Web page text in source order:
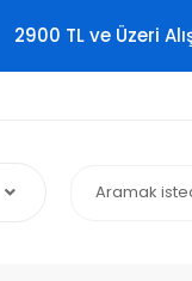
2900 TL ve Üzeri